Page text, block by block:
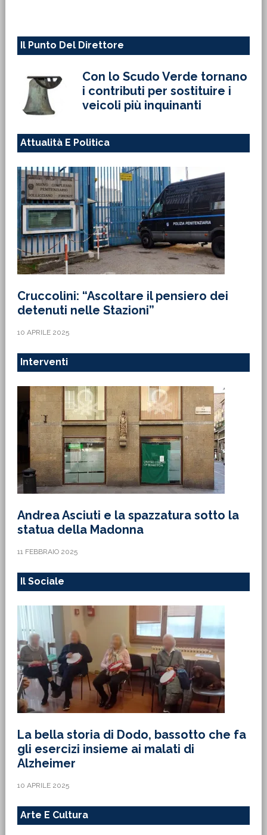
Il Punto Del Direttore
Con lo Scudo Verde tornano
i contributi per sostituire i
veicoli più inquinanti
Attualità E Politica
Cruccolini: “Ascoltare il pensiero dei
detenuti nelle Stazioni”
10 APRILE 2025
Interventi
Andrea Asciuti e la spazzatura sotto la
statua della Madonna
11 FEBBRAIO 2025
Il Sociale
La bella storia di Dodo, bassotto che fa
gli esercizi insieme ai malati di
Alzheimer
10 APRILE 2025
Arte E Cultura